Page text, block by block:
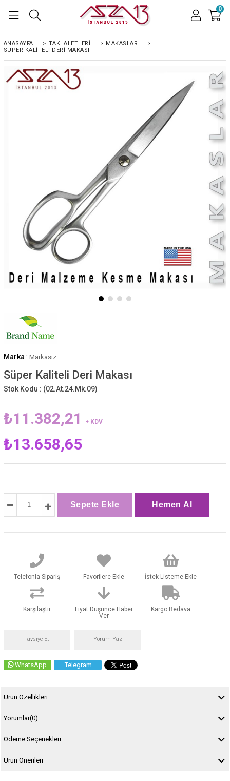
0
ANASAYFA > TAKI ALETLERİ > MAKASLAR
>
SÜPER KALITELI DERI MAKASI
Marka : Markasız
Süper Kaliteli Deri Makası
Stok Kodu : (02.At.24.Mk.09)
₺11.382,21 + KDV
₺13.658,65
Telefonla Sipariş Favorilere Ekle İstek Listeme Ekle
Karşılaştır
Fiyat Düşünce Haber
Ver
Kargo Bedava
Tavsiye Et Yorum Yaz
WhatsApp Telegram
Ürün Özellikleri
Yorumlar(0)
Ödeme Seçenekleri
Ürün Önerileri